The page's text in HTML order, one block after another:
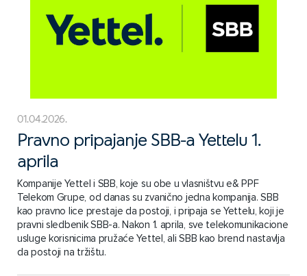
01.04.2026.
Pravno pripajanje SBB-a Yettelu 1.
aprila
Kompanije Yettel i SBB, koje su obe u vlasništvu e& PPF
Telekom Grupe, od danas su zvanično jedna kompanija. SBB
kao pravno lice prestaje da postoji, i pripaja se Yettelu, koji je
pravni sledbenik SBB-a. Nakon 1. aprila, sve telekomunikacione
usluge korisnicima pružaće Yettel, ali SBB kao brend nastavlja
da postoji na tržištu.